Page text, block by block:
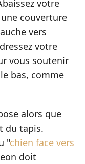
votre
couverture
vers
votre
vous soutenir
bas, comme
alors que
du tapis.
"chien face vers
doit